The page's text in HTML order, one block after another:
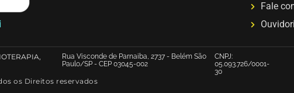
Fale
Rua Visconde de Parnaiba, 2737 - Belém São
Paulo/SP - CEP 03045-002
CNPJ:
05.093.726/0001-
30
os Direitos reservados